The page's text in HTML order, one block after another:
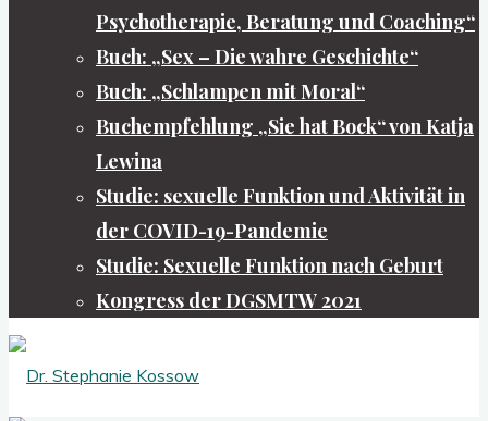
Psychotherapie, Beratung und Coaching“
Buch: „Sex – Die wahre Geschichte“
Buch: „Schlampen mit Moral“
Buchempfehlung „Sie hat Bock“ von Katja
Lewina
Studie: sexuelle Funktion und Aktivität in
der COVID-19-Pandemie
Studie: Sexuelle Funktion nach Geburt
Kongress der DGSMTW 2021